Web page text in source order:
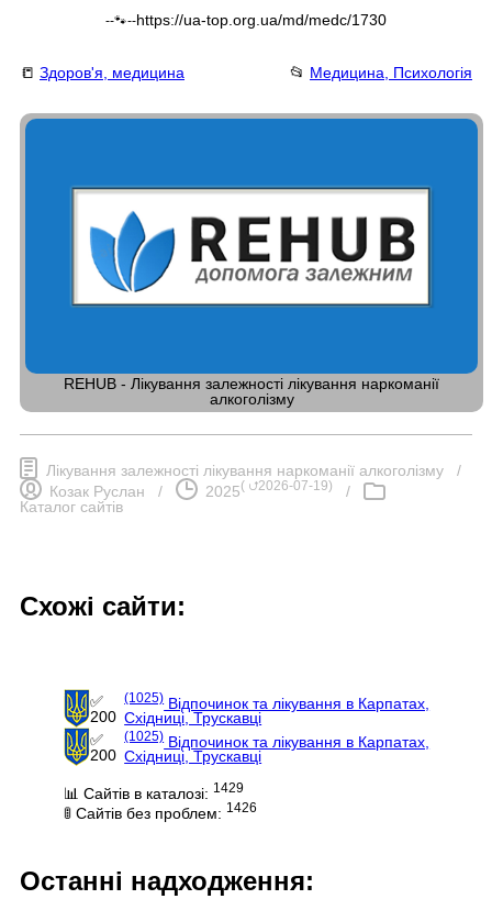
--🐾--https://ua-top.org.ua/md/medc/1730
📒 Здоров'я, медицина 📂 Медицина, Психологія
REHUB - Лікування залежності лікування наркоманії
алкоголізму
Лікування залежності лікування наркоманії алкоголізму /
Козак Руслан / 2025( ⮍2026-07-19)
/
Каталог сайтів
Схожі сайти:
✅
200
(1025)Відпочинок та лікування в Карпатах,
Східниці, Трускавці
✅
200
(1025)Відпочинок та лікування в Карпатах,
Східниці, Трускавці
📊 Сайтів в каталозі: 1429
🚦 Сайтів без проблем: 1426
Останні надходження: